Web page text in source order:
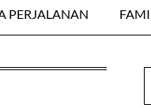
PERJALANAN